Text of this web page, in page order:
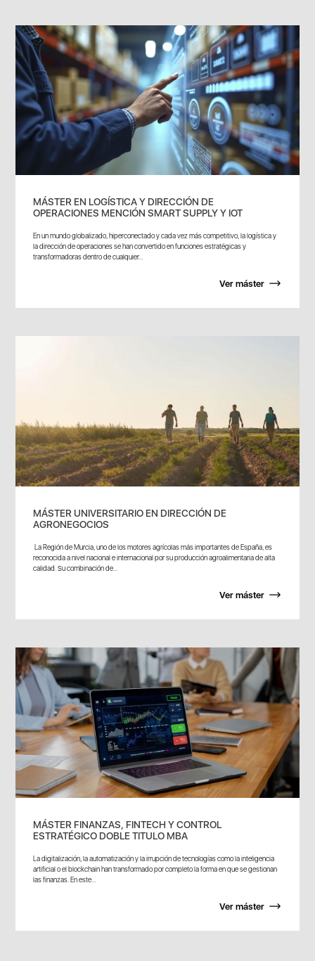
MÁSTER EN LOGÍSTICA Y DIRECCIÓN DE
OPERACIONES MENCIÓN SMART SUPPLY Y IOT
En un mundo globalizado, hiperconectado y cada vez más competitivo, la logística y
la dirección de operaciones se han convertido en funciones estratégicas y
transformadoras dentro de cualquier...
Ver máster
MÁSTER UNIVERSITARIO EN DIRECCIÓN DE
AGRONEGOCIOS
La Región de Murcia, uno de los motores agrícolas más importantes de España, es
reconocida a nivel nacional e internacional por su producción agroalimentaria de alta
calidad. Su combinación de...
Ver máster
MÁSTER FINANZAS, FINTECH Y CONTROL
ESTRATÉGICO DOBLE TITULO MBA
La digitalización, la automatización y la irrupción de tecnologías como la inteligencia
artificial o el blockchain han transformado por completo la forma en que se gestionan
las finanzas. En este...
Ver máster